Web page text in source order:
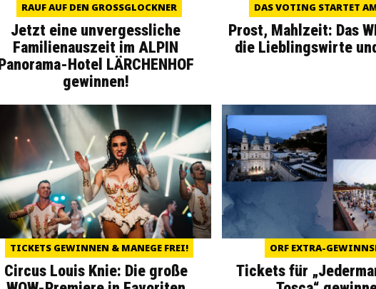
RAUF AUF DEN GROSSGLOCKNER
Jetzt eine unvergessliche
Familienauszeit im ALPIN
Panorama-Hotel LÄRCHENHOF
gewinnen!
DAS VOTING STARTET
Prost, Mahlzeit: Das
die Lieblingswirte
TICKETS GEWINNEN & MANEGE FREI!
Circus Louis Knie: Die große
ORF EXTRA-
Tickets für